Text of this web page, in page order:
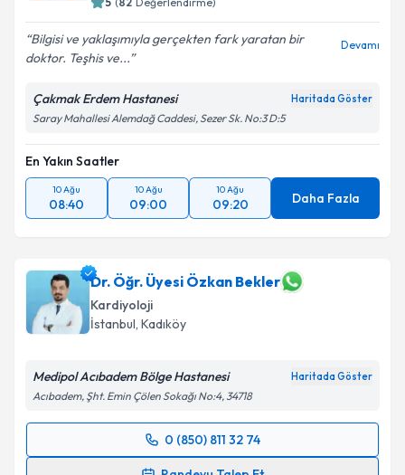
Metni 'ni okudum ve kişisel verilerimin belirtilen
kapsamda işlenmesini kabul ediyorum.
Takvim Talebini Gönder
Bilgisi ve yaklaşımıyla gerçekten fark yaratan bir
doktor. Teşhis ve...
Devamı
Çakmak Erdem Hastanesi Haritada Göster
Saray Mahallesi Alemdağ Caddesi, Sezer Sk. No:3 D:5
En Yakın Saatler
10 Ağu
08:40
10 Ağu
09:00
10 Ağu
09:20 Daha Fazla
Dr. Öğr. Üyesi Özkan Bekler
Kardiyoloji
İstanbul, Kadıköy
Medipol Acıbadem Bölge Hastanesi Haritada Göster
Acıbadem, Şht. Emin Çölen Sokağı No:4, 34718
0 (850) 811 32 74
Randevu Takvimi Talebi